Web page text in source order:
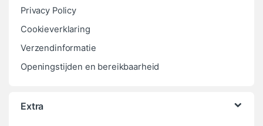
Privacy Policy
Cookieverklaring
Verzendinformatie
Openingstijden en bereikbaarheid
Extra